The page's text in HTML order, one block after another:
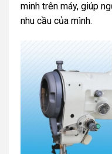
minh trên máy, giúp
nhu cầu của mình.